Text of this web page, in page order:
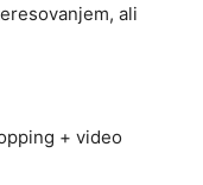
, ali
+ video